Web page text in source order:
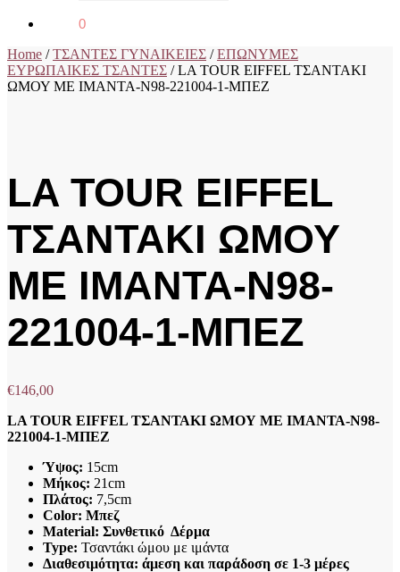
0
Home /ΤΣΑΝΤΕΣ ΓΥΝΑΙΚΕΙΕΣ /ΕΠΩΝΥΜΕΣ
ΕΥΡΩΠΑΙΚΕΣ ΤΣΑΝΤΕΣ /LA TOUR EIFFEL ΤΣΑΝΤΑΚΙ
ΩΜΟΥ ΜΕ ΙΜΑΝΤΑ-N98-221004-1-ΜΠΕΖ
LA TOUR EIFFEL
ΤΣΑΝΤΑΚΙ ΩΜΟΥ
ΜΕ ΙΜΑΝΤΑ-N98-
221004-1-ΜΠΕΖ
€146,00
LA TOUR EIFFEL ΤΣΑΝΤΑΚΙ ΩΜΟΥ ΜΕ ΙΜΑΝΤΑ-N98-
221004-1-ΜΠΕΖ
Ύψος: 15cm
Μήκος: 21cm
Πλάτος: 7,5cm
Color: Μπεζ
Material: Συνθετικό Δέρμα
Type: Τσαντάκι ώμου με ιμάντα
Διαθεσιμότητα: άμεση και παράδοση σε 1-3 μέρες